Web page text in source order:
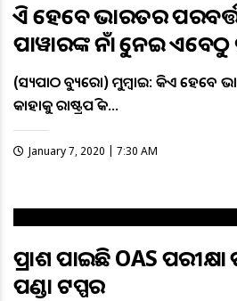
କିଏ ହେବେ ଭାରତର
ପାୱାରଙ୍କ ନାଁକୁ ନେଇ ଏବେଠୁ
(ସତ୍ୟପାଠ ବ୍ୟୁରୋ) ମୁମ୍ବାଇ: କିଏ ହେବେ
କାହାକୁ ରାଷ୍ଟ୍ରପତି କ…
January 7, 2020 | 7:30 AM
ପ୍ରକାଶ ପାଇଛି OAS
ପଣ୍ଡା ଟପ୍ପର